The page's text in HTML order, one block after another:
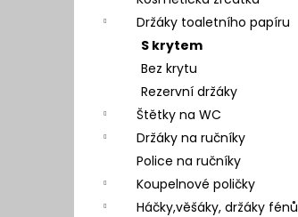
Držáky toaletního papíru
S krytem
Bez krytu
Rezervní držáky
Štětky na WC
Držáky na ručníky
Police na ručníky
Koupelnové poličky
Háčky,věšáky, držáky fénů